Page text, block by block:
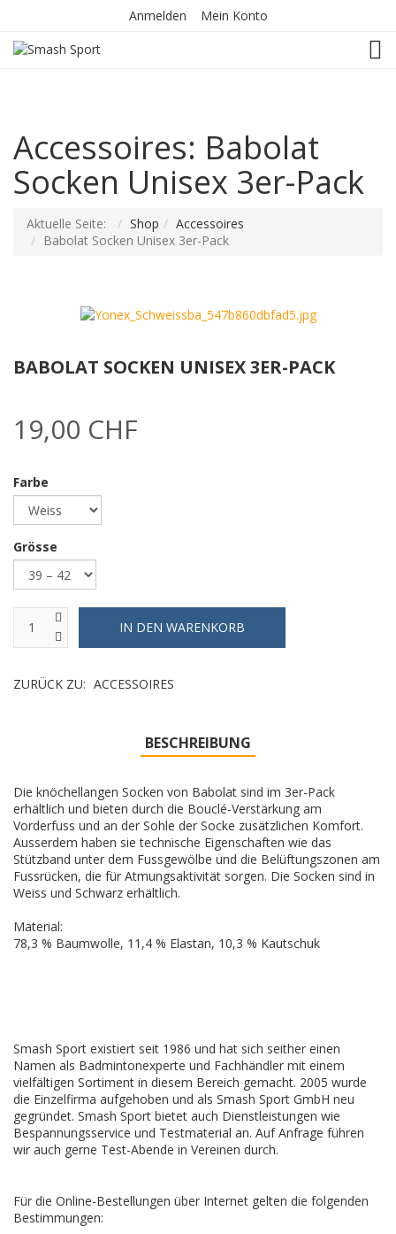
Anmelden
Mein Konto
Accessoires: Babolat
Socken Unisex 3er-Pack
Aktuelle Seite: Shop
Accessoires
Babolat Socken Unisex 3er-Pack
BABOLAT SOCKEN UNISEX 3ER-PACK
19,00 CHF
Farbe
Grösse
ZURÜCK ZU: ACCESSOIRES
BESCHREIBUNG
Die knöchellangen Socken von Babolat sind im 3er-Pack
erhältlich und bieten durch die Bouclé-Verstärkung am
Vorderfuss und an der Sohle der Socke zusätzlichen Komfort.
Ausserdem haben sie technische Eigenschaften wie das
Stützband unter dem Fussgewölbe und die Belüftungszonen am
Fussrücken, die für Atmungsaktivität sorgen. Die Socken sind in
Weiss und Schwarz erhältlich.
Material:
78,3 % Baumwolle, 11,4 % Elastan, 10,3 % Kautschuk
Smash Sport existiert seit 1986 und hat sich seither einen
Namen als Badmintonexperte und Fachhändler mit einem
vielfältigen Sortiment in diesem Bereich gemacht. 2005 wurde
die Einzelfirma aufgehoben und als Smash Sport GmbH neu
gegründet. Smash Sport bietet auch Dienstleistungen wie
Bespannungsservice und Testmaterial an. Auf Anfrage führen
wir auch gerne Test-Abende in Vereinen durch.
Für die Online-Bestellungen über Internet gelten die folgenden
Bestimmungen: